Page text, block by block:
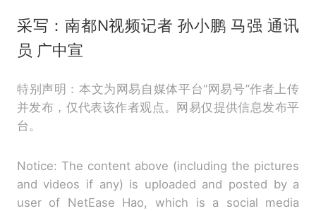
采写：南都N视频记者 孙小鹏 马强 通讯
员 广中宣
特别声明：本文为网易自媒体平台“网易号”作者上传
并发布，仅代表该作者观点。网易仅提供信息发布平
台。
Notice: The content above (including the pictures
and videos if any) is uploaded and posted by a
user of NetEase Hao, which is a social media